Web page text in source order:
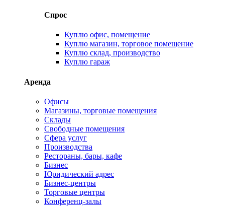
Спрос
Куплю офис, помещение
Куплю магазин, торговое помещение
Куплю склад, производство
Куплю гараж
Аренда
Офисы
Магазины, торговые помещения
Склады
Свободные помещения
Сфера услуг
Производства
Рестораны, бары, кафе
Бизнес
Юридический адрес
Бизнес-центры
Торговые центры
Конференц-залы